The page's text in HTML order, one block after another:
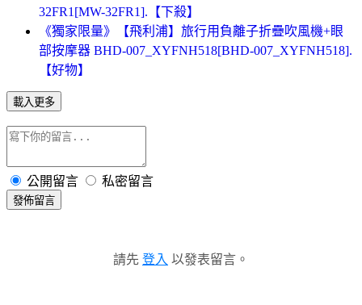
32FR1[MW-32FR1].【下殺】
《獨家限量》【飛利浦】旅行用負離子折疊吹風機+眼
部按摩器 BHD-007_XYFNH518[BHD-007_XYFNH518].
【好物】
載入更多
公開留言 私密留言
發佈留言
請先 登入 以發表留言。